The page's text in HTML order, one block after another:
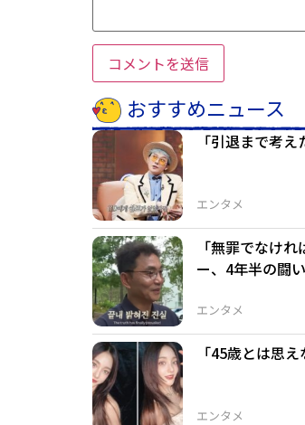
おすすめニュース
エンタメ
「引退まで考
エンタメ
「無罪でなけ
ー、4年半の闘
エンタメ
「45歳とは思